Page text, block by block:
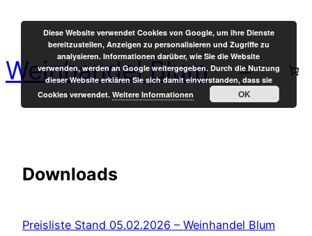
springen
Weinhandel Blum
Downloads
Preisliste Stand 05.02.2026 – Weinhandel Blum
Diese Website verwendet Cookies von Google, um ihre Dienste
bereitzustellen, Anzeigen zu personalisieren und Zugriffe zu
analysieren. Informationen darüber, wie Sie die Website
verwenden, werden an Google weitergegeben. Durch die Nutzung
dieser Website erklären Sie sich damit einverstanden, dass sie
Cookies verwendet.Weitere Informationen OK